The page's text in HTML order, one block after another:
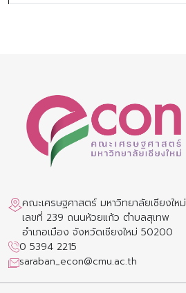
คณะเศรษฐศาสตร์ มหาวิทยาลัยเชียงใหม่
เลขที่ 239 ถนนห้วยแก้ว ตำบลสุเทพ
อำเภอเมือง จังหวัดเชียงใหม่ 50200
0 5394 2215
saraban_econ@cmu.ac.th